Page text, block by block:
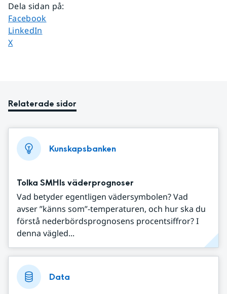
Dela sidan på:
Dela sidan på
Facebook
Dela sidan på
LinkedIn
Dela sidan på
X
Relaterade sidor
Kunskapsbanken
Tolka SMHIs väderprognoser
Vad betyder egentligen vädersymbolen? Vad
avser ”känns som”-temperaturen, och hur ska du
förstå nederbördsprognosens procentsiffror? I
denna vägled...
Data